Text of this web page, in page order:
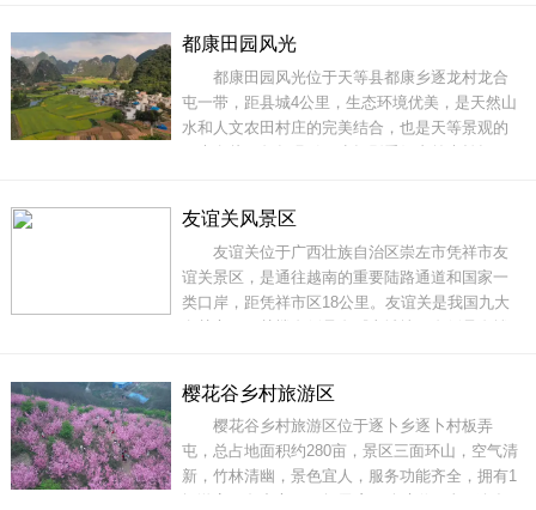
顷。左江花山岩画广泛分布在左江及其支流明江
两岸的崖壁上。岩画点大都位于江河的拐弯处，
面向来
都康田园风光
都康田园风光位于天等县都康乡逐龙村龙合
屯一带，距县城4公里，生态环境优美，是天然山
水和人文农田村庄的完美结合，也是天等景观的
都康田园风光曾获全区摄影大赛一等奖。都康田
园风光旖旎秀丽，田园间农田村舍错落有致，一
友谊关风景区
友谊关位于广西壮族自治区崇左市凭祥市友
谊关景区，是通往越南的重要陆路通道和国家一
类口岸，距凭祥市区18公里。友谊关是我国九大
名关之一。关楼左侧是左弼山城墙，右侧是右辅
谊关拱城门，与越南公路相接，是通往越南的重
要陆路通道和国家一类口岸。凭祥自古就是桂西
南
樱花谷乡村旅游区
樱花谷乡村旅游区位于逐卜乡逐卜村板弄
屯，总占地面积约280亩，景区三面环山，空气清
新，竹林清幽，景色宜人，服务功能齐全，拥有1